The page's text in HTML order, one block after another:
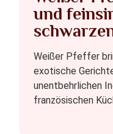
und
Weißer Pfeffer
exotische
unentbehrlichen
französischen